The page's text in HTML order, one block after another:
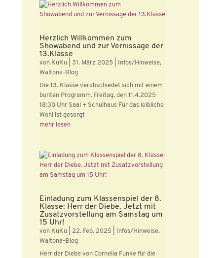
Herzlich Willkommen zum
Showabend und zur Vernissage der
13.Klasse
von KuKu| 31. März 2025 Infos/Hinweise,
Waltona-Blog
Die 13. Klasse verabschiedet sich mit einem
bunten Programm. Freitag, den 11.4.2025
18:30 Uhr Saal + Schulhaus Für das leibliche
Wohl ist gesorgt
mehr lesen
Einladung zum Klassenspiel der 8.
Klasse: Herr der Diebe. Jetzt mit
Zusatzvorstellung am Samstag um
15 Uhr!
von KuKu| 22. Feb. 2025 Infos/Hinweise,
Waltona-Blog
Herr der Diebe von Cornelia Funke für die